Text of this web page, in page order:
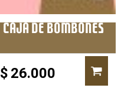
CAJA DE BOMBONES
$ 26.000